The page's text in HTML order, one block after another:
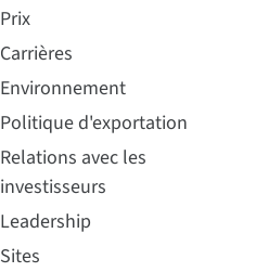
Prix
Carrières
Environnement
Politique d'exportation
Relations avec les
investisseurs
Leadership
Sites